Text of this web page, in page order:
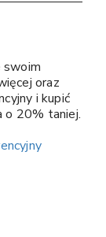
swoim
oraz
i kupić
o 20% taniej.